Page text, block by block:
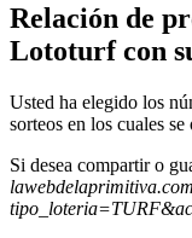
Relación de
Lototurf con
Usted ha elegido los
sorteos en los cuales se
Si desea compartir o